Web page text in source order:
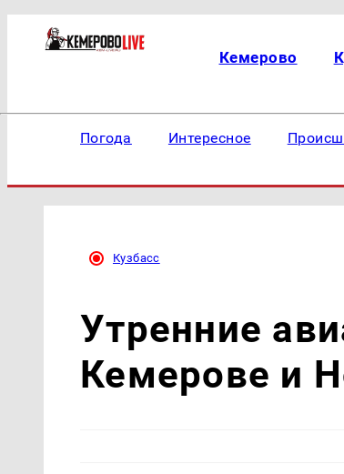
Кемерово
Погода Интересное
Кузбасс
Утренние
Кемерове и